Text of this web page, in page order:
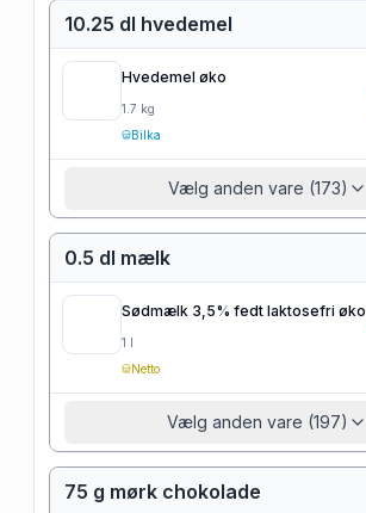
10.25 dl hvedemel
Hvedemel øko
1.7 kg
Bilka
Vælg anden vare (173)
0.5 dl mælk
Sødmælk 3,5% fedt laktosefri øko
1 l
Netto
Vælg anden vare (197)
75 g mørk chokolade